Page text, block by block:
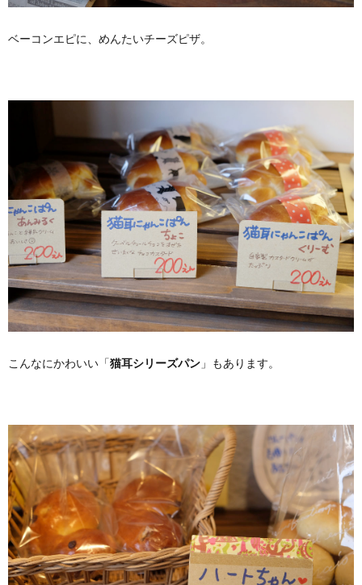
ベーコンエピに、めんたいチーズピザ。
こんなにかわいい「猫耳シリーズパン 」もあります。